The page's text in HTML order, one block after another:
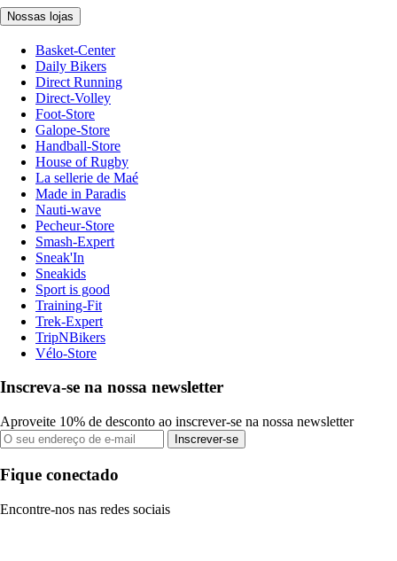
Nossas lojas
Basket-Center
Daily Bikers
Direct Running
Direct-Volley
Foot-Store
Galope-Store
Handball-Store
House of Rugby
La sellerie de Maé
Made in Paradis
Nauti-wave
Pecheur-Store
Smash-Expert
Sneak'In
Sneakids
Sport is good
Training-Fit
Trek-Expert
TripNBikers
Vélo-Store
Inscreva-se na nossa newsletter
Aproveite 10% de desconto ao inscrever-se na nossa newsletter
Inscrever-se
Fique conectado
Encontre-nos nas redes sociais